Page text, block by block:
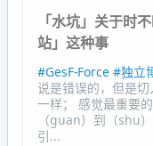
「水坑」关于时
站」这种事
#GesF-Force #独立
说是错误的，但是
一样； 感觉最重要
（guan）到（shu
引...